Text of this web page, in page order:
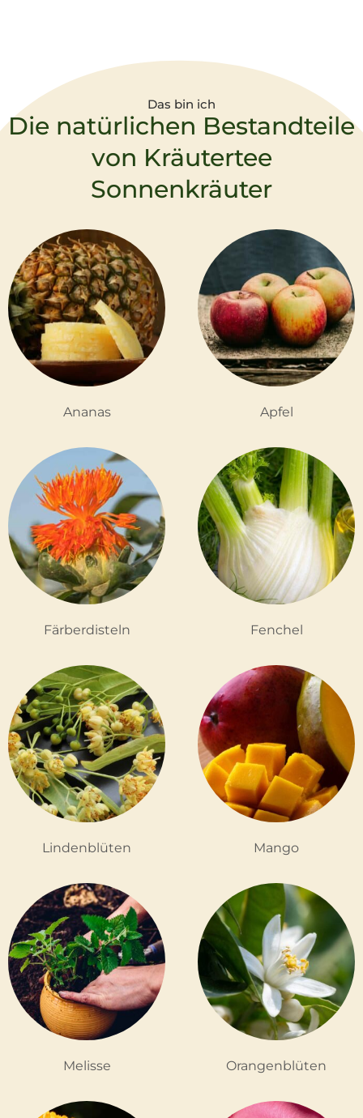
Das bin ich
Die natürlichen Bestandteile
von Kräutertee
Sonnenkräuter
Ananas Apfel
Färberdisteln Fenchel
Lindenblüten Mango
Melisse Orangenblüten